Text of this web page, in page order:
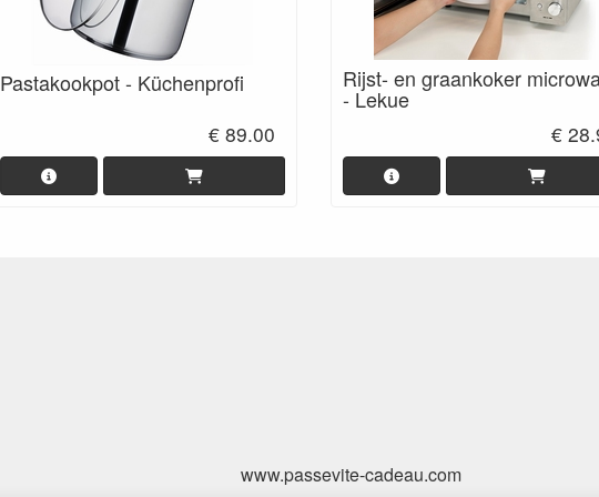
Pastakookpot - Küchenprofi
€ 89.00
Rijst- en graankoker
- Lekue
€
www.passevite-cadeau.com